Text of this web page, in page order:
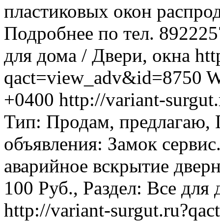
пластиковых окон
Подробнее по тел.
для дома / Двери, окна
qact=view_adv&id=8750
+0400 http://variant-
Тип: Продам, предлагаю,
объявления: Замок
аварийное вскрытие
100 Руб., Раздел: Все
http://variant-